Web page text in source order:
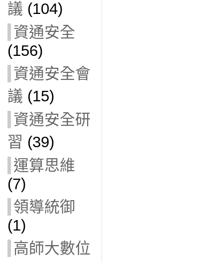
議 (104)
資通安全
(156)
資通安全會
議 (15)
資通安全研
習 (39)
運算思維
(7)
領導統御
(1)
高師大數位